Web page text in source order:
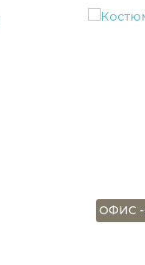
ОФИС -